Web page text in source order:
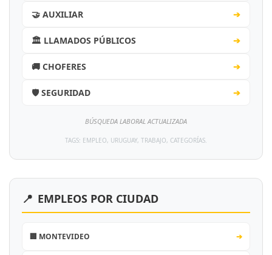
🤝 AUXILIAR ➔
🏛️ LLAMADOS PÚBLICOS ➔
🚚 CHOFERES ➔
🛡️ SEGURIDAD ➔
BÚSQUEDA LABORAL ACTUALIZADA
TAGS: EMPLEO, URUGUAY, TRABAJO, CATEGORÍAS.
📍 EMPLEOS POR CIUDAD
🏢 MONTEVIDEO ➔